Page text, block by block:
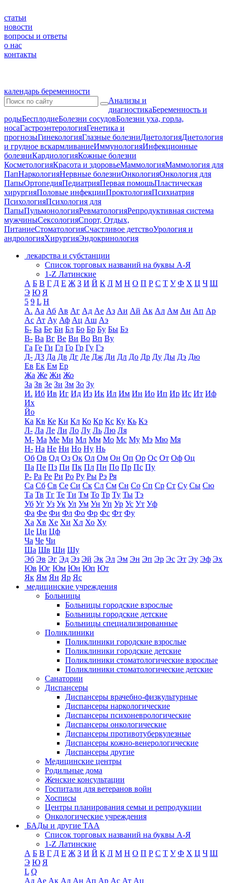
статьи
новости
вопросы и ответы
о нас
контакты
календарь беременности
Анализы и
диагностикаБеременность и
родыБесплодиеБолезни сосудовБолезни уха, горла,
носаГастроэнтерологияГенетика и
прогнозыГинекологияГлазные болезниДиетологияДиетология
и грудное вскармливаниеИммунологияИнфекционные
болезниКардиологияКожные болезни
КосметологияКрасота и здоровьеМаммологияМаммология для
ПапНаркологияНервные болезниОнкологияОнкология для
ПапыОртопедияПедиатрияПервая помощьПластическая
хирургияПоловые инфекцииПроктологияПсихиатрия
ПсихологияПсихология для
ПапыПульмонологияРевматологияРепродуктивная система
мужчиныСексологияСпорт, Отдых,
ПитаниеСтоматологияСчастливое детствоУрология и
андрологияХирургияЭндокринология
лекарства и субстанции
Список торговых названий на буквы А-Я
1-Z Латинские
А Б В Г Д Е Ж З И Й К Л М Н О П Р С Т У Ф Х Ц Ч Ш
Э Ю Я
5 9 L H
А. Аа Аб Ав Аг Ад Ае Аз Аи Ай Ак Ал Ам Ан Ап Ар
Ас Ат Ау Аф Ац Аш Аэ
Б- Ба Бе Би Бл Бо Бр Бу Бы Бэ
В- Ва Вг Ве Ви Во Вп Ву
Га Ге Ги Гл Го Гр Гу Гэ
Д- Д3 Да Дв Дг Де Дж Ди Дл До Др Ду Ды Дэ Дю
Ев Ек Ем Ер
Жа Же Жи Жо
За Зв Зе Зи Зм Зо Зу
И. Иб Ив Иг Ид Из Ик Ил Им Ин Ио Ип Ир Ис Ит Иф
Их
Йо
Ка Кв Ке Ки Кл Ко Кр Кс Ку Кь Кэ
Л- Ла Ле Ли Ло Лу Ль Лю Ля
М- Ма Ме Ми Мл Мм Мо Мс Му Мэ Мю Мя
Н- На Не Ни Но Ну Нь
Об Ов Од Оз Ок Ол Ом Он Оп Ор Ос От Оф Оц
Па Пе Пз Пи Пк Пл Пн По Пр Пс Пу
Р- Ра Ре Ри Ро Ру Ры Рэ Ря
Са Сб Св Се Си Ск Сл См Сн Со Сп Ср Ст Су Сы Сю
Та Тв Тг Те Ти Тм То Тр Ту Ты Тэ
Уб Уг Уз Ук Ул Ум Ун Уп Ур Ус Ут Уф
Фа Фе Фи Фл Фо Фр Фс Фт Фу
Ха Хв Хе Хи Хл Хо Ху
Це Ци Цф
Ча Че Чи
Ша Шв Ши Шу
Эб Эв Эг Эд Эз Эй Эк Эл Эм Эн Эп Эр Эс Эт Эу Эф Эх
Юв Юг Юм Юн Юп Ют
Як Ям Ян Яр Яс
медицинские учреждения
Больницы
Больницы городские взрослые
Больницы городские детские
Больницы специализированные
Поликлиники
Поликлиники городские взрослые
Поликлиники городские детские
Поликлиники стоматологические взрослые
Поликлиники стоматологические детские
Санатории
Диспансеры
Диспансеры врачебно-физкультурные
Диспансеры наркологические
Диспансеры психоневрологические
Диспансеры онкологические
Диспансеры противотуберкулезные
Диспансеры кожно-венерологические
Диспансеры другие
Медицинские центры
Родильные дома
Женские консультации
Госпитали для ветеранов войн
Хосписы
Центры планирования семьи и репродукции
Онкологические учреждения
БАДы и другие ТАА
Список торговых названий на буквы А-Я
1-Z Латинские
А Б В Г Д Е Ж З И Й К Л М Н О П Р С Т У Ф Х Ц Ч Ш
Э Ю Я
L Q
Ад Ае Ак Ал Ан Ап Ар Ас Ат Ац